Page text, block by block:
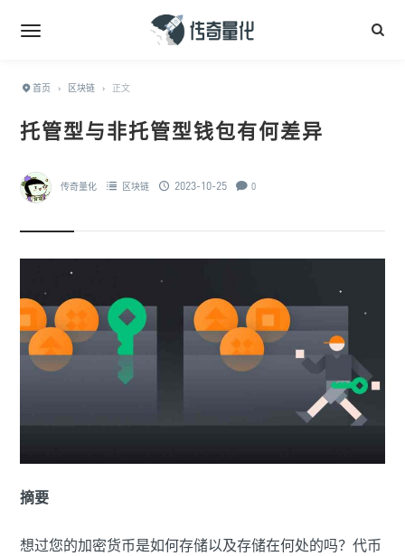
首页 › 区块链 › 正文
托管型与非托管型钱包有何差异
传奇量化 区块链 2023-10-25 0
摘要
想过您的加密货币是如何存储以及存储在何处的吗？代币